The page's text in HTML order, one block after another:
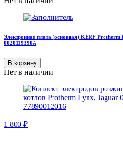
Электронная плата (основная) KERF
0020119390А
В корзину
Нет в наличии
1 800 ₽